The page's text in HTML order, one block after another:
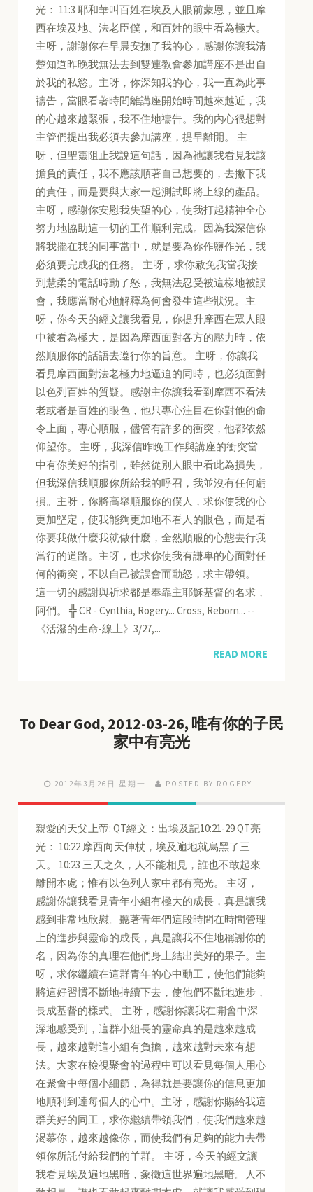
光： 11:3 耶和華叫百姓在埃及人眼前蒙恩，並且摩
西在埃及地、法老臣僕，和百姓的眼中看為極大。
主呀，謝謝你在早晨安撫了我的心，感謝你讓我清
楚知道昨晚我無法去到雙連教會參加講座不是出自
於我的私慾。主呀，你深知我的心，我一直為此事
禱告，當眼看著時間離講座開始時間越來越近，我
的心越來越緊張，我不住地禱告。我的內心很想對
主管們提出我必須去參加講座，提早離開。 主
呀，但聖靈阻止我說這句話，因為祂讓我看見我該
擔負的責任，我不應該順著自己想要的，去撇下我
的責任，而是要與大家一起測試即將上線的產品。
主呀，感謝你安慰我失望的心，使我打起精神全心
努力地協助這一切的工作順利完成。因為我深信你
將我擺在我的同事當中，就是要為你作鹽作光，我
必須要完成我的任務。 主呀，求你赦免我當我接
到慧柔的電話時動了怒，我無法忍受被這樣地被誤
會，我應當耐心地解釋為何會發生這些狀況。主
呀，你今天的經文讓我看見，你提升摩西在眾人眼
中被看為極大，是因為摩西面對各方的壓力時，依
然順服你的話語去遵行你的旨意。 主呀，你讓我
看見摩西面對法老極力地逼迫的同時，也必須面對
以色列百姓的質疑。感謝主你讓我看到摩西不看法
老或者是百姓的眼色，他只專心注目在你對他的命
令上面，專心順服，儘管有許多的衝突，他都依然
仰望你。 主呀，我深信昨晚工作與講座的衝突當
中有你美好的指引，雖然從別人眼中看此為損失，
但我深信我順服你所給我的呼召，我並沒有任何虧
損。主呀，你將高舉順服你的僕人，求你使我的心
更加堅定，使我能夠更加地不看人的眼色，而是看
你要我做什麼我就做什麼，全然順服的心態去行我
當行的道路。主呀，也求你使我有謙卑的心面對任
何的衝突，不以自己被誤會而動怒，求主帶領。
這一切的感謝與祈求都是奉靠主耶穌基督的名求，
阿們。 ╬ CR - Cynthia, Rogery... Cross, Reborn... --
《活潑的生命-線上》3/27,...
READ MORE
To Dear God, 2012-03-26, 唯有你的子民
家中有亮光
2012年3月26日 星期一 POSTED BY ROGERY
親愛的天父上帝: QT經文：出埃及記10:21-29 QT亮
光： 10:22 摩西向天伸杖，埃及遍地就烏黑了三
天。 10:23 三天之久，人不能相見，誰也不敢起來
離開本處；惟有以色列人家中都有亮光。 主呀，
感謝你讓我看見青年小組有極大的成長，真是讓我
感到非常地欣慰。聽著青年們這段時間在時間管理
上的進步與靈命的成長，真是讓我不住地稱謝你的
名，因為你的真理在他們身上結出美好的果子。主
呀，求你繼續在這群青年的心中動工，使他們能夠
將這好習慣不斷地持續下去，使他們不斷地進步，
長成基督的樣式。 主呀，感謝你讓我在開會中深
深地感受到，這群小組長的靈命真的是越來越成
長，越來越對這小組有負擔，越來越對未來有想
法。大家在檢視聚會的過程中可以看見每個人用心
在聚會中每個小細節，為得就是要讓你的信息更加
地順利到達每個人的心中。主呀，感謝你賜給我這
群美好的同工，求你繼續帶領我們，使我們越來越
渴慕你，越來越像你，而使我們有足夠的能力去帶
領你所託付給我們的羊群。 主呀，今天的經文讓
我看見埃及遍地黑暗，象徵這世界遍地黑暗。人不